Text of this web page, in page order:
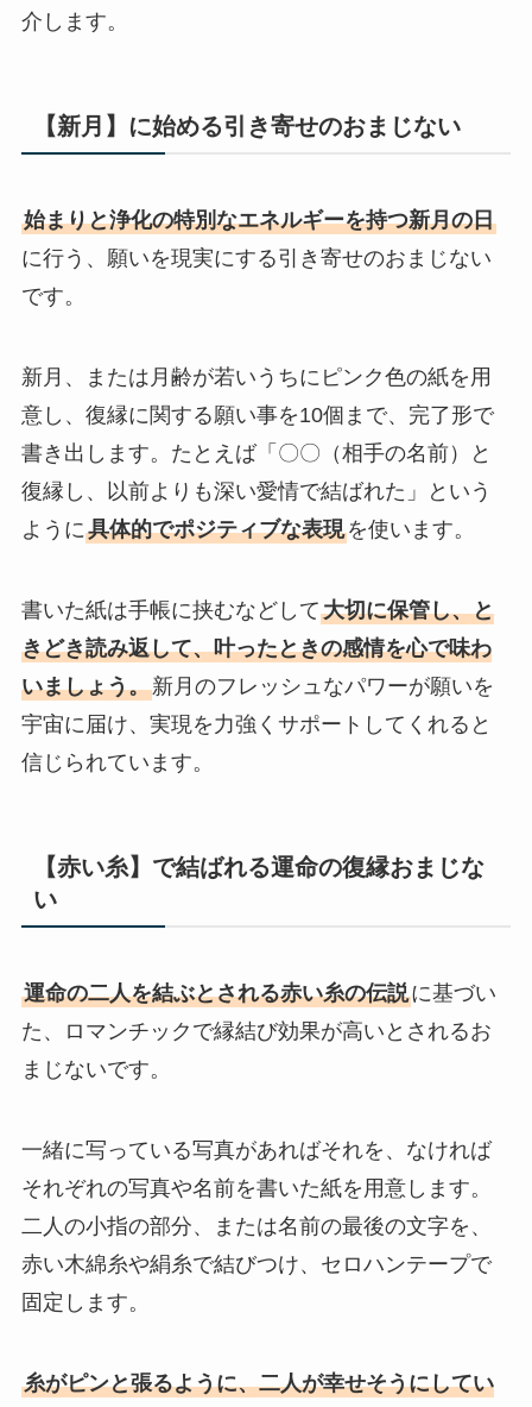
介します。
【新月】に始める引き寄せのおまじない
始まりと浄化の特別なエネルギーを持つ新月の日
に行う、願いを現実にする引き寄せのおまじない
です。
新月、または月齢が若いうちにピンク色の紙を用
意し、復縁に関する願い事を10個まで、完了形で
書き出します。たとえば「〇〇（相手の名前）と
復縁し、以前よりも深い愛情で結ばれた」という
ように具体的でポジティブな表現を使います。
書いた紙は手帳に挟むなどして大切に保管し、と
きどき読み返して、叶ったときの感情を心で味わ
いましょう。新月のフレッシュなパワーが願いを
宇宙に届け、実現を力強くサポートしてくれると
信じられています。
【赤い糸】で結ばれる運命の復縁おまじな
い
運命の二人を結ぶとされる赤い糸の伝説に基づい
た、ロマンチックで縁結び効果が高いとされるお
まじないです。
一緒に写っている写真があればそれを、なければ
それぞれの写真や名前を書いた紙を用意します。
二人の小指の部分、または名前の最後の文字を、
赤い木綿糸や絹糸で結びつけ、セロハンテープで
固定します。
糸がピンと張るように、二人が幸せそうにしてい